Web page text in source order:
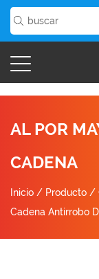
AL POR
CADENA
Inicio / Producto /
Cadena Antirrobo